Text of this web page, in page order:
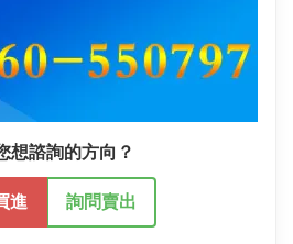
想諮詢的方向？
進 詢問賣出